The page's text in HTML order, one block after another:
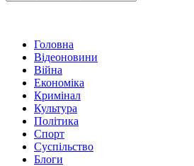
Головна
Відеоновини
Війна
Економіка
Кримінал
Культура
Політика
Спорт
Суспільство
Блоги